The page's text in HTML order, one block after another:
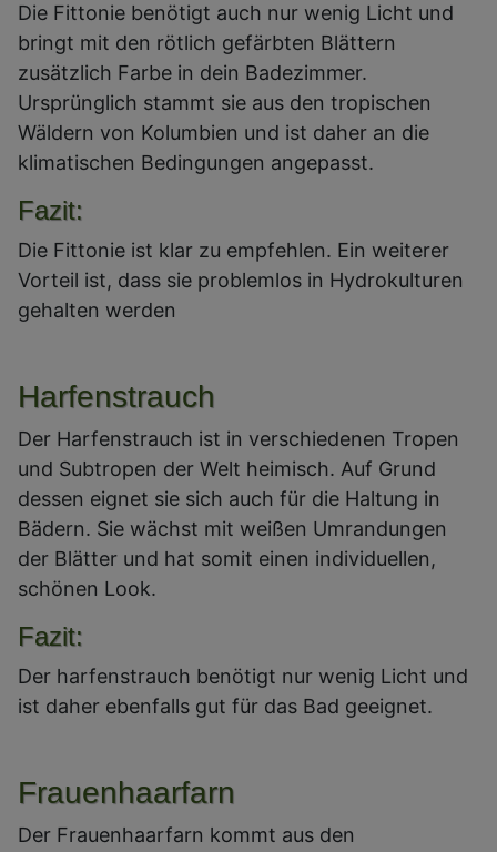
Die Fittonie benötigt auch nur wenig Licht und
bringt mit den rötlich gefärbten Blättern
zusätzlich Farbe in dein Badezimmer.
Ursprünglich stammt sie aus den tropischen
Wäldern von Kolumbien und ist daher an die
klimatischen Bedingungen angepasst.
Fazit:
Die Fittonie ist klar zu empfehlen. Ein weiterer
Vorteil ist, dass sie problemlos in Hydrokulturen
gehalten werden
Harfenstrauch
Der Harfenstrauch ist in verschiedenen Tropen
und Subtropen der Welt heimisch. Auf Grund
dessen eignet sie sich auch für die Haltung in
Bädern. Sie wächst mit weißen Umrandungen
der Blätter und hat somit einen individuellen,
schönen Look.
Fazit:
Der harfenstrauch benötigt nur wenig Licht und
ist daher ebenfalls gut für das Bad geeignet.
Frauenhaarfarn
Der Frauenhaarfarn kommt aus den